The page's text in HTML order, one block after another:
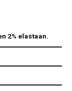
2% elastaan.